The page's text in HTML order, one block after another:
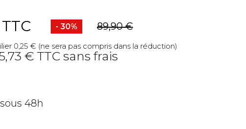
TTC - 30% 89,90 €
0,25 € (ne sera pas compris dans la réduction)
€ TTC sans frais
48h